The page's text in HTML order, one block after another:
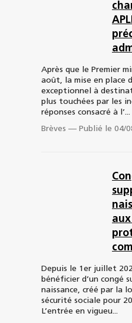
Après que le Premier
août, la mise en place
exceptionnel à
plus touchées par les
réponses consacré à l’...
Brèves — Publié le 04/
Depuis le 1er juillet
bénéficier d’un congé
naissance, créé par la
sécurité sociale pour
L’entrée en vigueu...